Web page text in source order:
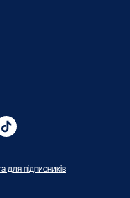
для підписників